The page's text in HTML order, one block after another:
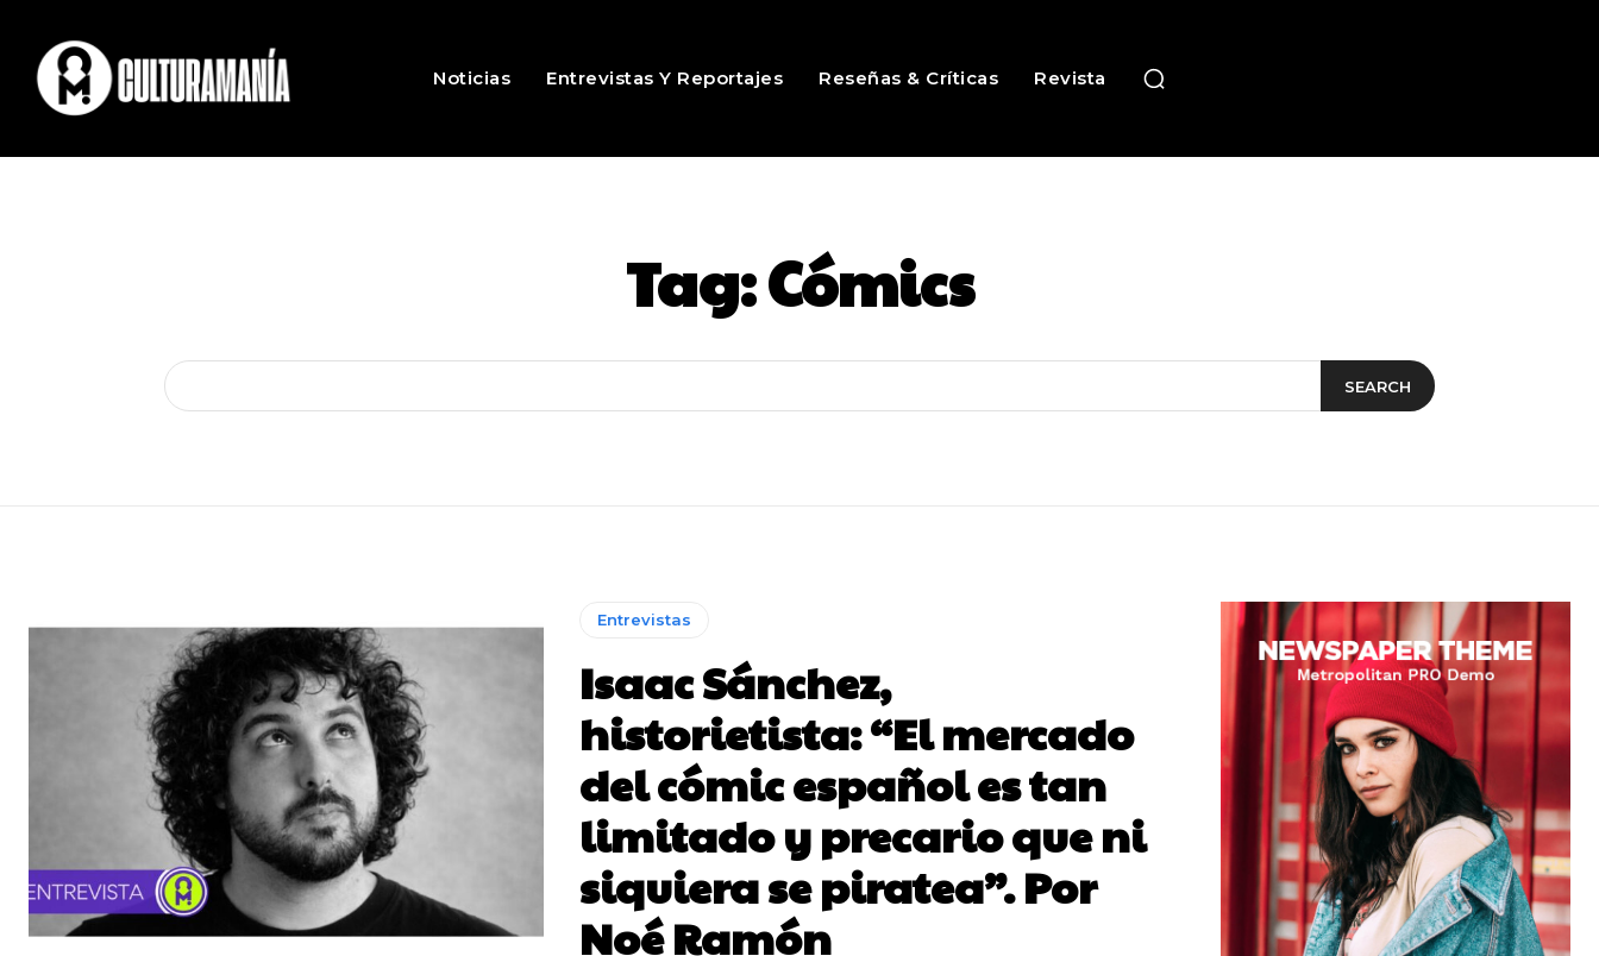
Noticias Entrevistas Y Reportajes Reseñas & Críticas Revista
Tag:Cómics
SEARCH
Entrevistas
Isaac Sánchez,
historietista: “El mercado
del cómic español es tan
limitado y precario que ni
siquiera se piratea”. Por
Noé Ramón